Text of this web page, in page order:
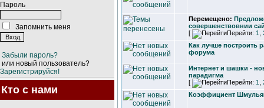
Пароль
Запомнить меня
Забыли пароль?
или новый пользователь?
Зарегистрируйся!
Кто с нами
Перемещено:
совершенствовнии
[
Перейти: 1
Как лучше построить
форума
Интернет и шашки -
парадигма
[
Перейти: 1
Коэффициент